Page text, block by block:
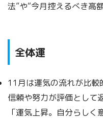
法”や“今月控えるべき高
全体運
11月は運気の流れが比較
信頼や努力が評価として
「運気上昇。自分らし